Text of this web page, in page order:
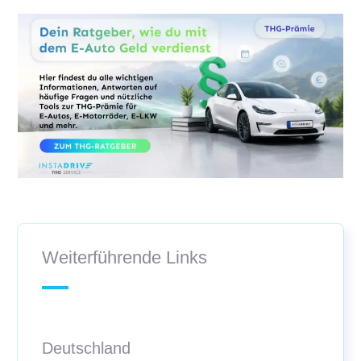
Weiterführende Links
Deutschland